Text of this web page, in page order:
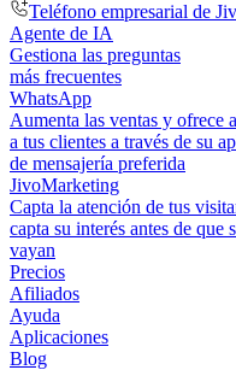
Teléfono empresarial de
Agente de IA
Gestiona las preguntas
más frecuentes
WhatsApp
Aumenta las ventas y ofrece
a tus clientes a través de su
de mensajería preferida
JivoMarketing
Capta la atención de tus
capta su interés antes de que
vayan
Precios
Afiliados
Ayuda
Aplicaciones
Blog